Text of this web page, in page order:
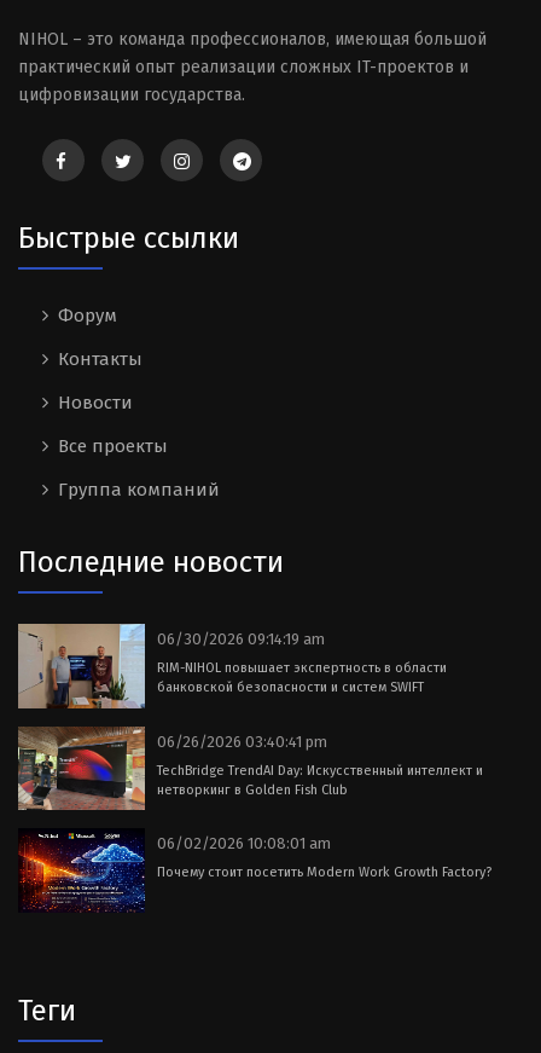
NIHOL – это команда профессионалов, имеющая большой
практический опыт реализации сложных IT-проектов и
цифровизации государства.
Быстрые ссылки
Форум
Контакты
Новости
Все проекты
Группа компаний
Последние новости
06/30/2026 09:14:19 am
RIM-NIHOL повышает экспертность в области
банковской безопасности и систем SWIFT
06/26/2026 03:40:41 pm
TechBridge TrendAI Day: Искусственный интеллект и
нетворкинг в Golden Fish Club
06/02/2026 10:08:01 am
Почему стоит посетить Modern Work Growth Factory?
Теги